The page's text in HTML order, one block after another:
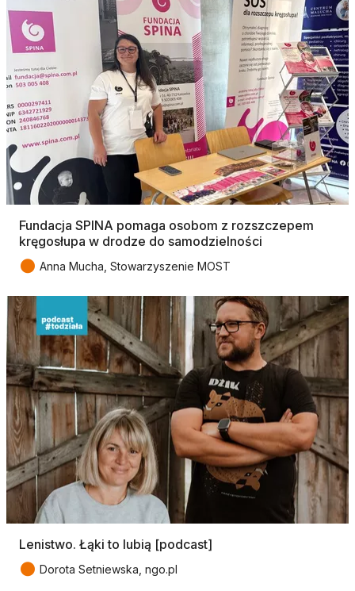
Fundacja SPINA pomaga osobom z rozszczepem
kręgosłupa w drodze do samodzielności
● Anna Mucha, Stowarzyszenie MOST
Lenistwo. Łąki to lubią [podcast]
● Dorota Setniewska, ngo.pl